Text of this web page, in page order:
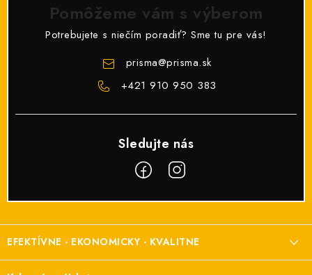
Pomôžeme vám s výberom
Potrebujete s niečím poradiť? Sme tu pre vás!
prisma@prisma.sk
+421 910 950 383
á
p
ä
EFEKTÍVNE - EKONOMICKY - KVALITNE